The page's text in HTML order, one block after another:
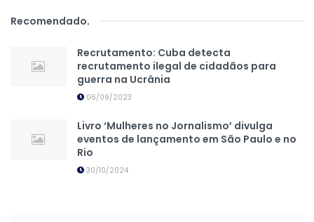
Recomendado.
Recrutamento: Cuba detecta
recrutamento ilegal de cidadãos para
guerra na Ucrânia
06/09/2023
Livro ‘Mulheres no Jornalismo’ divulga
eventos de lançamento em São Paulo e no
Rio
30/10/2024